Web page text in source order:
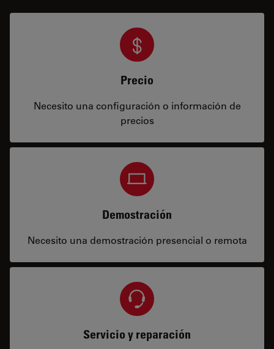
Precio
Necesito una configuración o información de
precios
Demostración
Necesito una demostración presencial o remota
Servicio y reparación